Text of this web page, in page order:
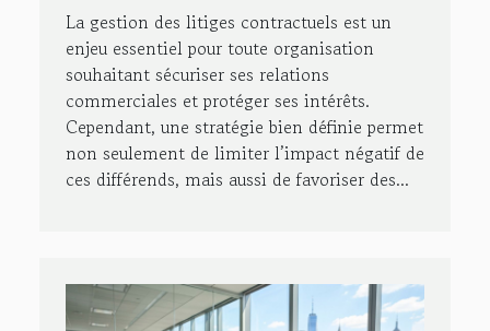
La gestion des litiges contractuels est un
enjeu essentiel pour toute organisation
souhaitant sécuriser ses relations
commerciales et protéger ses intérêts.
Cependant, une stratégie bien définie permet
non seulement de limiter l’impact négatif de
ces différends, mais aussi de favoriser des...